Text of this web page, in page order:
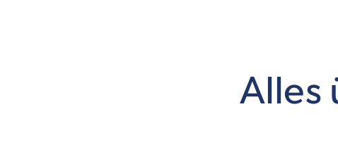
Alles